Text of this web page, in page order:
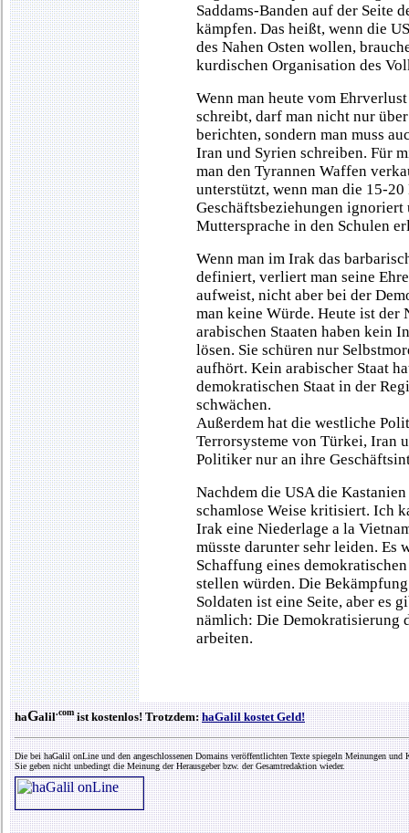
Saddams-Banden auf der Seite
kämpfen. Das heißt, wenn die
des Nahen Osten wollen,
kurdischen Organisation des
Wenn man heute vom
schreibt, darf man nicht nur
berichten, sondern man muss
Iran und Syrien schreiben. Für
man den Tyrannen Waffen
unterstützt, wenn man die 15-
Geschäftsbeziehungen
Muttersprache in den Schulen
Wenn man im Irak das
definiert, verliert man seine
aufweist, nicht aber bei der
man keine Würde. Heute ist der
arabischen Staaten haben kein
lösen. Sie schüren nur
aufhört. Kein arabischer Staat
demokratischen Staat in der
schwächen.
Außerdem hat die westliche
Terrorsysteme von Türkei, Iran
Politiker nur an ihre
Nachdem die USA die
schamlose Weise kritisiert. Ich
Irak eine Niederlage a la
müsste darunter sehr leiden. Es
Schaffung eines
stellen würden. Die
Soldaten ist eine Seite, aber es
nämlich: Die Demokratisierung
arbeiten.
haGalil.comist kostenlos! Trotzdem:haGalil kostet Geld!
Die bei haGalil onLine und den angeschlossenen Domains veröffentlichten Texte spiegeln Meinungen und
Sie geben nicht unbedingt die Meinung der Herausgeber bzw. der Gesamtredaktion wieder.